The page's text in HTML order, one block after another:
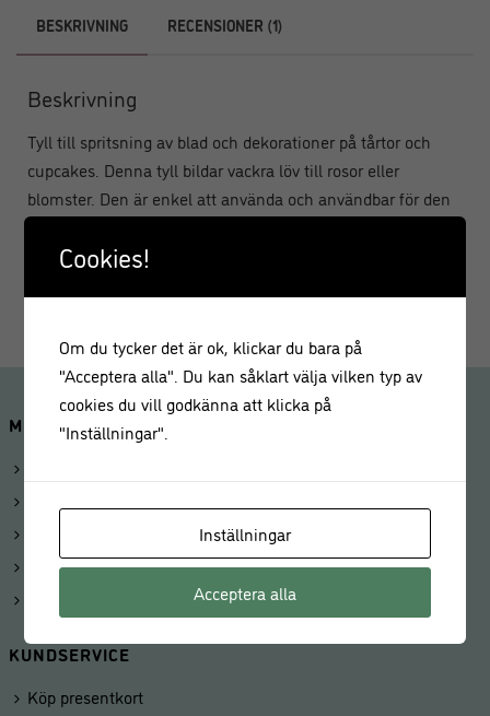
BESKRIVNING RECENSIONER (1)
Beskrivning
Tyll till spritsning av blad och dekorationer på tårtor och
cupcakes. Denna tyll bildar vackra löv till rosor eller
blomster. Den är enkel att använda och användbar för den
MINA SIDOR
Kunduppgifter
KUNDSERVICE
Köp presentkort
Cookies!
Om du tycker det är ok, klickar du bara på
"Acceptera alla". Du kan såklart välja vilken typ av
cookies du vill godkänna att klicka på
"Inställningar".
Inställningar
Acceptera alla